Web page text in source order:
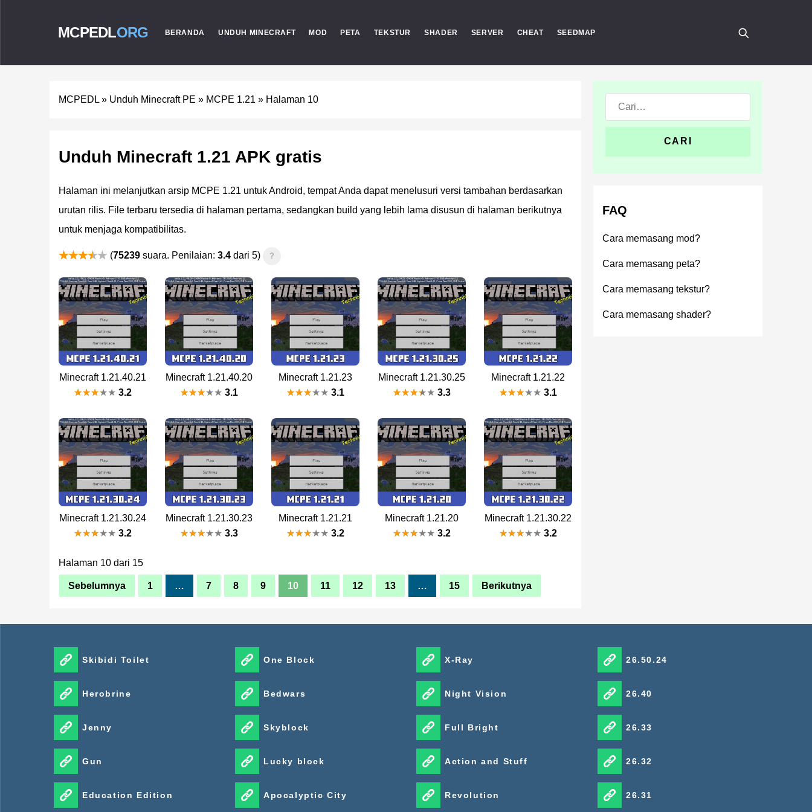
MCPEDLORG BERANDA UNDUH MINECRAFT MOD PETA TEKSTUR SHADER SERVER CHEAT SEEDMAP
MCPEDL » Unduh Minecraft PE » MCPE 1.21 » Halaman 10
Unduh Minecraft 1.21 APK gratis
Halaman ini melanjutkan arsip MCPE 1.21 untuk Android, tempat Anda dapat menelusuri versi tambahan berdasarkan
urutan rilis. File terbaru tersedia di halaman pertama, sedangkan build yang lebih lama disusun di halaman berikutnya
untuk menjaga kompatibilitas.
(75239 suara. Penilaian: 3.4 dari 5) ?
Minecraft 1.21.40.21
3.2
Minecraft 1.21.40.20
3.1
Minecraft 1.21.23
3.1
Minecraft 1.21.30.25
3.3
Minecraft 1.21.22
3.1
Minecraft 1.21.30.24
3.2
Minecraft 1.21.30.23
3.3
Minecraft 1.21.21
3.2
Minecraft 1.21.20
3.2
Minecraft 1.21.30.22
3.2
Halaman 10 dari 15
Sebelumnya 1 … 7 8 9 10 11 12 13 … 15 Berikutnya
Cari:
FAQ
Cara memasang mod?
Cara memasang peta?
Cara memasang tekstur?
Cara memasang shader?
Skibidi Toilet
Herobrine
Jenny
Gun
Education Edition
One Block
Bedwars
Skyblock
Lucky block
Apocalyptic City
X-Ray
Night Vision
Full Bright
Action and Stuff
Revolution
26.50.24
26.40
26.33
26.32
26.31